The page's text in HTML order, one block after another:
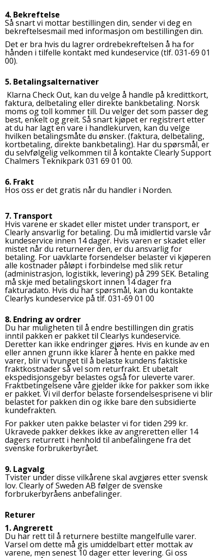
4. Bekreftelse
Så snart vi mottar bestillingen din, sender vi deg en
bekreftelsesmail med informasjon om bestillingen din.
Det er bra hvis du lagrer ordrebekreftelsen å ha for
hånden i tilfelle kontakt med kundeservice (tlf. 031-69 01
00).
5. Betalingsalternativer
Klarna Check Out, kan du velge å handle på kredittkort,
faktura, delbetaling eller direkte bankbetaling. Norsk
moms og toll kommer till. Du velger det som passer deg
best, enkelt og greit. Så snart kjøpet er registrert etter
at du har lagt en vare i handlekurven, kan du velge
hvilken betalingsmåte du ønsker. (faktura, delbetaling,
kortbetaling, direkte bankbetaling). Har du spørsmål, er
du selvfølgelig velkommen til å kontakte Clearly Support
Chalmers Teknikpark 031 69 01 00.
6. Frakt
Hos oss er det gratis når du handler i Norden.
7. Transport
Hvis varene er skadet eller mistet under transport, er
Clearly ansvarlig for betaling. Du må imidlertid varsle vår
kundeservice innen 14 dager. Hvis varen er skadet eller
mistet når du returnerer den, er du ansvarlig for
betaling. For uavklarte forsendelser belaster vi kjøperen
alle kostnader påløpt i forbindelse med slik retur
(administrasjon, logistikk, levering) på 299 SEK. Betaling
må skje med betalingskort innen 14 dager fra
fakturadato. Hvis du har spørsmål, kan du kontakte
Clearlys kundeservice på tlf. 031-69 01 00
8. Endring av ordrer
Du har muligheten til å endre bestillingen din gratis
inntil pakken er pakket til Clearlys kundeservice.
Deretter kan ikke endringer gjøres. Hvis en kunde av en
eller annen grunn ikke klarer å hente en pakke med
varer, blir vi tvunget til å belaste kundens faktiske
fraktkostnader så vel som returfrakt. Et ubetalt
ekspedisjonsgebyr belastes også for uleverte varer.
Fraktbetingelsene våre gjelder ikke for pakker som ikke
er pakket. Vi vil derfor belaste forsendelsesprisene vi blir
belastet for pakken din og ikke bare den subsidierte
kundefrakten.
For pakker uten pakke belaster vi for tiden 299 kr.
Ukravede pakker dekkes ikke av angreretten eller 14
dagers returrett i henhold til anbefalingene fra det
svenske forbrukerbyrået.
9. Lagvalg
Tvister under disse vilkårene skal avgjøres etter svensk
lov. Clearly of Sweden AB følger de svenske
forbrukerbyråens anbefalinger.
Returer
1. Angrerett
Du har rett til å returnere bestilte mangelfulle varer.
Varsel om dette må gis umiddelbart etter mottak av
varene, men senest 10 dager etter levering. Gi oss